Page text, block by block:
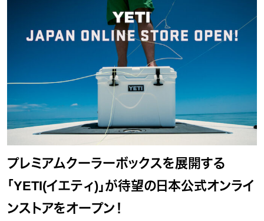
プレミアムクーラーボックスを展開する
「YETI(イエティ)」が待望の日本公式オンライ
ンストアをオープン！